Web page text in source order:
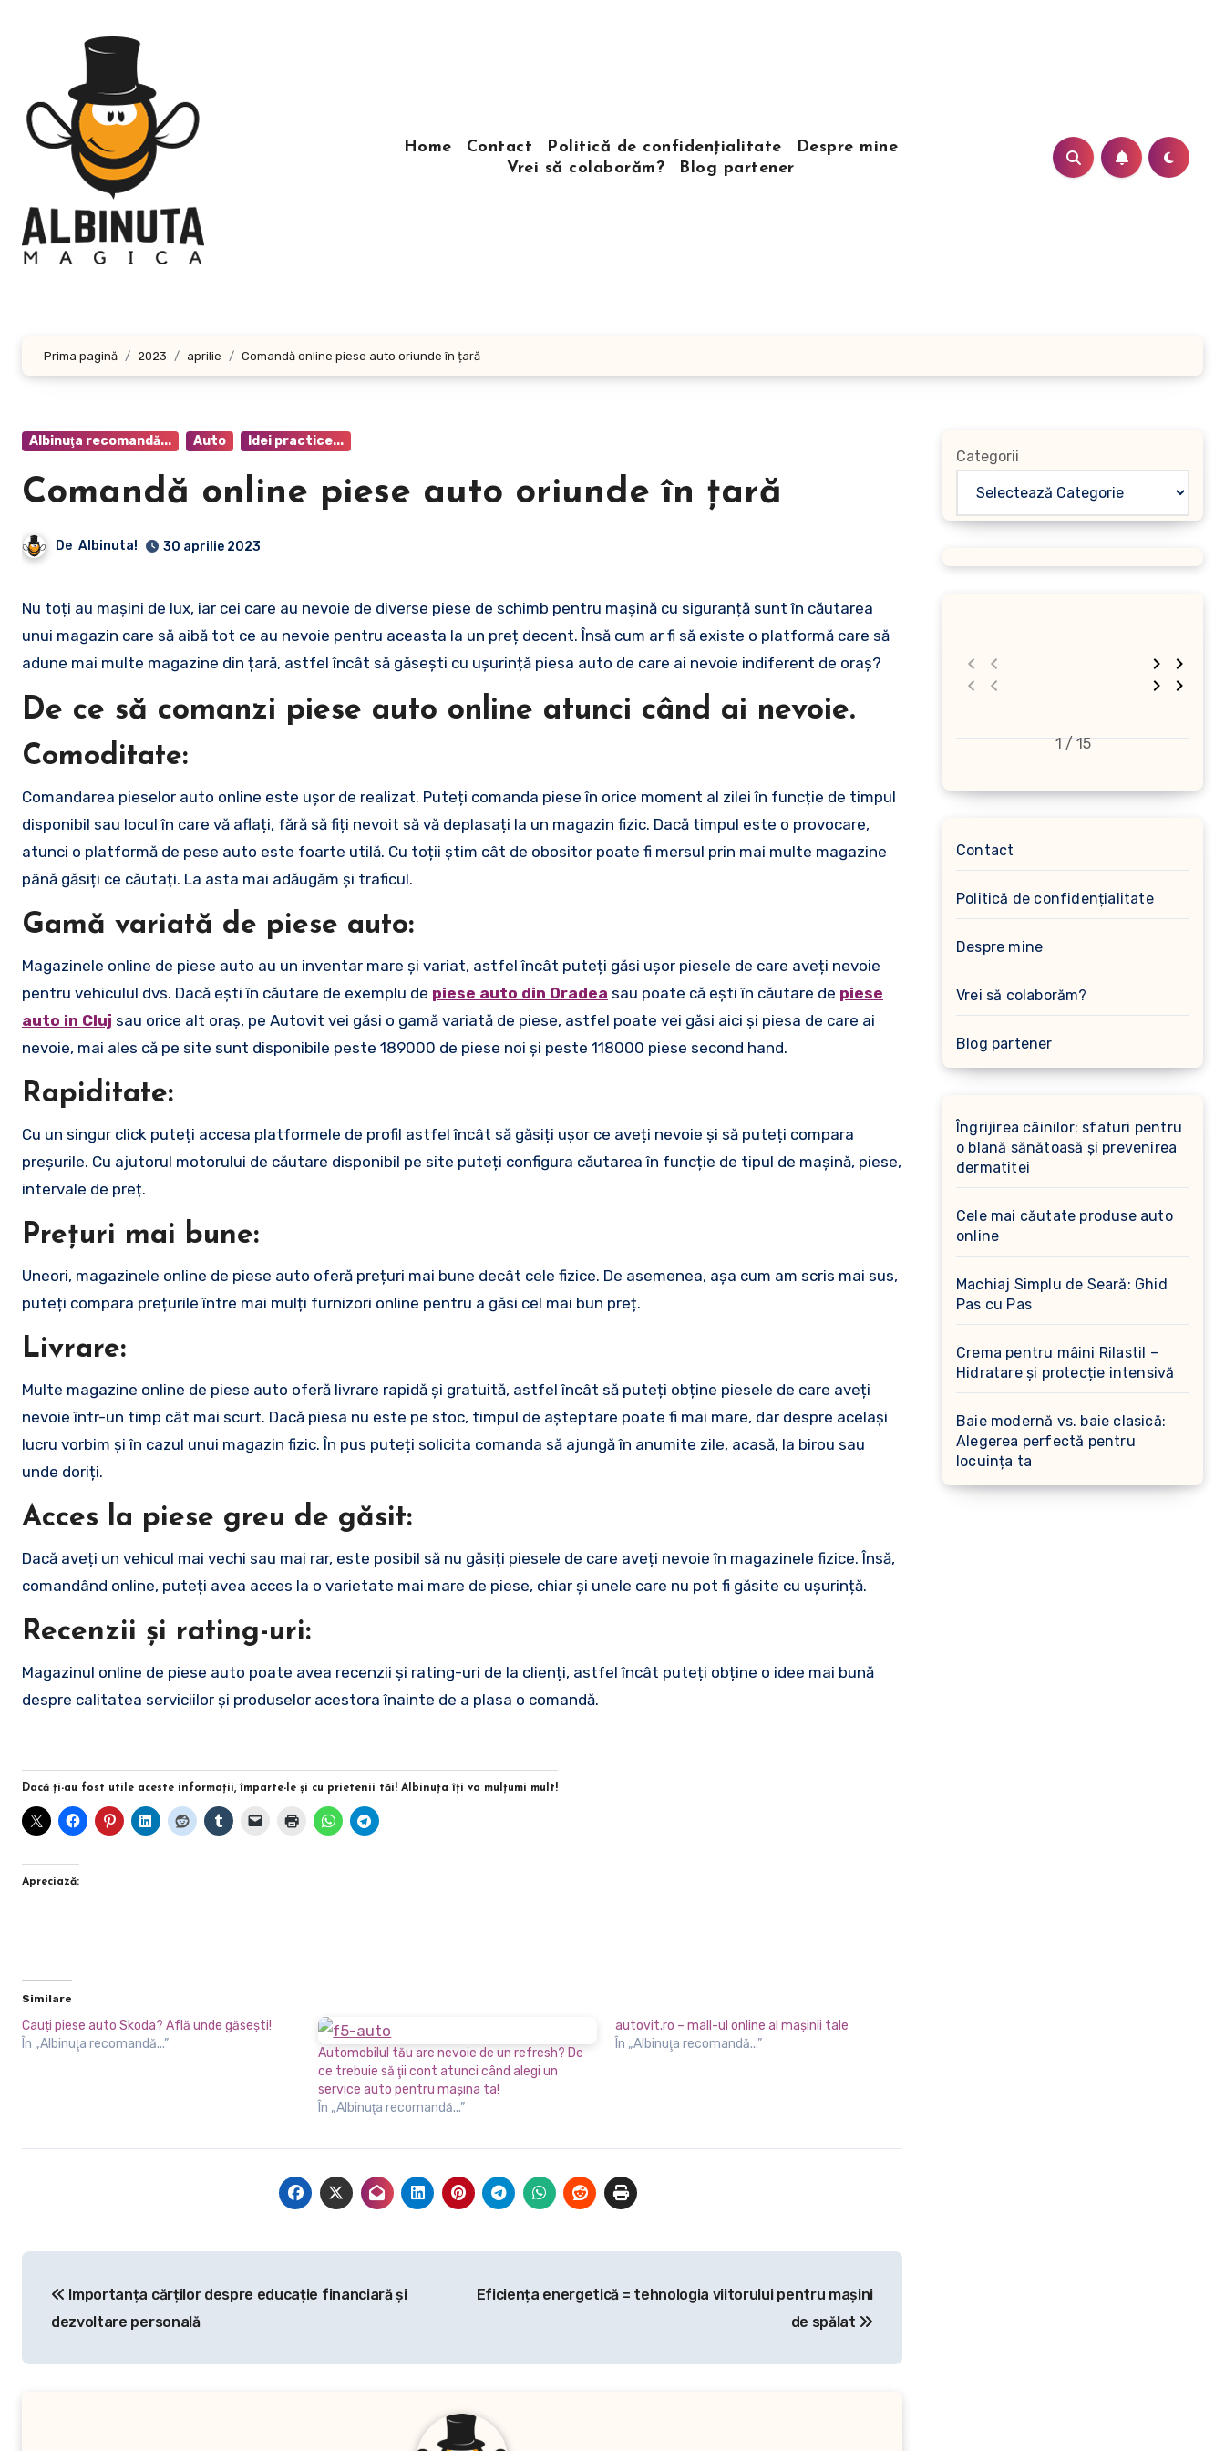
Home Contact Politică de confidențialitate
Despre mine
Vrei să colaborăm?
Blog partener
Prima pagină 2023 aprilie Comandă online piese auto oriunde în țară
Albinuţa recomandă... Auto Idei practice...
Comandă online piese auto oriunde în țară
De Albinuta! 30 aprilie 2023
Nu toți au mașini de lux, iar cei care au nevoie de diverse piese de schimb pentru mașină cu siguranță sunt în căutarea
unui magazin care să aibă tot ce au nevoie pentru aceasta la un preț decent. Însă cum ar fi să existe o platformă care să
adune mai multe magazine din țară, astfel încât să găsești cu ușurință piesa auto de care ai nevoie indiferent de oraș?
De ce să comanzi piese auto online atunci când ai nevoie.
Comoditate:
Comandarea pieselor auto online este ușor de realizat. Puteți comanda piese în orice moment al zilei în funcție de timpul
disponibil sau locul în care vă aflați, fără să fiți nevoit să vă deplasați la un magazin fizic. Dacă timpul este o provocare,
atunci o platformă de pese auto este foarte utilă. Cu toții știm cât de obositor poate fi mersul prin mai multe magazine
până găsiți ce căutați. La asta mai adăugăm și traficul.
Gamă variată de piese auto:
Magazinele online de piese auto au un inventar mare și variat, astfel încât puteți găsi ușor piesele de care aveți nevoie
pentru vehiculul dvs. Dacă ești în căutare de exemplu de piese auto din Oradea sau poate că ești în căutare de piese
auto in Cluj sau orice alt oraș, pe Autovit vei găsi o gamă variată de piese, astfel poate vei găsi aici și piesa de care ai
nevoie, mai ales că pe site sunt disponibile peste 189000 de piese noi și peste 118000 piese second hand.
Rapiditate:
Cu un singur click puteți accesa platformele de profil astfel încât să găsiți ușor ce aveți nevoie și să puteți compara
preșurile. Cu ajutorul motorului de căutare disponibil pe site puteți configura căutarea în funcție de tipul de mașină, piese,
intervale de preț.
Prețuri mai bune:
Uneori, magazinele online de piese auto oferă prețuri mai bune decât cele fizice. De asemenea, așa cum am scris mai sus,
puteți compara prețurile între mai mulți furnizori online pentru a găsi cel mai bun preț.
Livrare:
Multe magazine online de piese auto oferă livrare rapidă și gratuită, astfel încât să puteți obține piesele de care aveți
nevoie într-un timp cât mai scurt. Dacă piesa nu este pe stoc, timpul de așteptare poate fi mai mare, dar despre același
lucru vorbim și în cazul unui magazin fizic. În pus puteți solicita comanda să ajungă în anumite zile, acasă, la birou sau
unde doriți.
Acces la piese greu de găsit:
Dacă aveți un vehicul mai vechi sau mai rar, este posibil să nu găsiți piesele de care aveți nevoie în magazinele fizice. Însă,
comandând online, puteți avea acces la o varietate mai mare de piese, chiar și unele care nu pot fi găsite cu ușurință.
Recenzii și rating-uri:
Magazinul online de piese auto poate avea recenzii și rating-uri de la clienți, astfel încât puteți obține o idee mai bună
despre calitatea serviciilor și produselor acestora înainte de a plasa o comandă.
Dacă ţi-au fost utile aceste informaţii, împarte-le şi cu prietenii tăi! Albinuţa îţi va mulţumi mult!
Apreciază:
Similare
Cauți piese auto Skoda? Află unde găsești!
În „Albinuţa recomandă...”
Automobilul tău are nevoie de un refresh? De
ce trebuie să ţii cont atunci când alegi un
service auto pentru maşina ta!
În „Albinuţa recomandă...”
autovit.ro – mall-ul online al maşinii tale
În „Albinuţa recomandă...”
Importanța cărților despre educație financiară și
dezvoltare personală
Eficiența energetică = tehnologia viitorului pentru mașini
de spălat
Categorii
1 / 15
Contact
Politică de confidențialitate
Despre mine
Vrei să colaborăm?
Blog partener
Îngrijirea câinilor: sfaturi pentru
o blană sănătoasă și prevenirea
dermatitei
Cele mai căutate produse auto
online
Machiaj Simplu de Seară: Ghid
Pas cu Pas
Crema pentru mâini Rilastil –
Hidratare și protecție intensivă
Baie modernă vs. baie clasică:
Alegerea perfectă pentru
locuința ta